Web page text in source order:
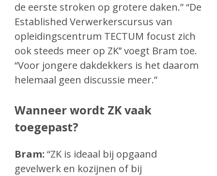
de eerste stroken op grotere daken.” “De
Established Verwerkerscursus van
opleidingscentrum TECTUM focust zich
ook steeds meer op ZK’’ voegt Bram toe.
“Voor jongere dakdekkers is het daarom
helemaal geen discussie meer.”
Wanneer wordt ZK vaak
toegepast?
Bram: “ZK is ideaal bij opgaand
gevelwerk en kozijnen of bij